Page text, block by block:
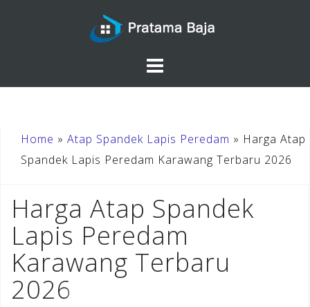
Home » Atap Spandek Lapis Peredam » Harga Atap
Spandek Lapis Peredam Karawang Terbaru 2026
Harga Atap Spandek
Lapis Peredam
Karawang Terbaru
2026